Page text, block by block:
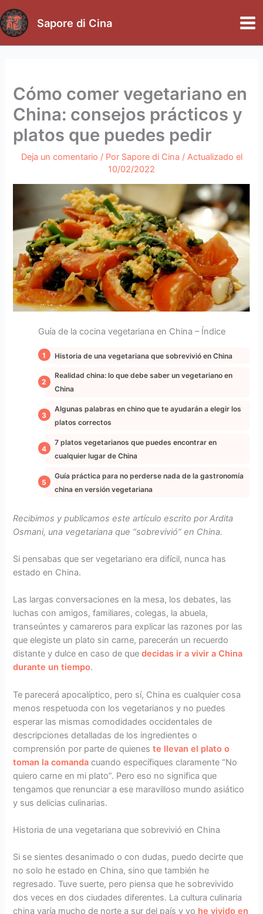
al
contenido
Sapore di Cina
Cómo comer vegetariano en
China: consejos prácticos y
platos que puedes pedir
Deja un comentario / Por Sapore di Cina / Actualizado el
10/02/2022
Guía de la cocina vegetariana en China – Índice
Historia de una vegetariana que sobrevivió en China
Realidad china: lo que debe saber un vegetariano en
China
Algunas palabras en chino que te ayudarán a elegir los
platos correctos
7 platos vegetarianos que puedes encontrar en
cualquier lugar de China
Guía práctica para no perderse nada de la gastronomía
china en versión vegetariana
Recibimos y publicamos este artículo escrito por Ardita
Osmani, una vegetariana que “sobrevivió” en China.
Si pensabas que ser vegetariano era difícil, nunca has
estado en China.
Las largas conversaciones en la mesa, los debates, las
luchas con amigos, familiares, colegas, la abuela,
transeúntes y camareros para explicar las razones por las
que elegiste un plato sin carne, parecerán un recuerdo
distante y dulce en caso de quedecidas ir a vivir a China
durante un tiempo.
Te parecerá apocalíptico, pero sí, China es cualquier cosa
menos respetuoda con los vegetarianos y no puedes
esperar las mismas comodidades occidentales de
descripciones detalladas de los ingredientes o
comprensión por parte de quieneste llevan el plato o
toman la comanda cuando específiques claramente “No
quiero carne en mi plato”. Pero eso no significa que
tengamos que renunciar a ese maravilloso mundo asiático
y sus delicias culinarias.
Historia de una vegetariana que sobrevivió en China
Si se sientes desanimado o con dudas, puedo decirte que
no solo he estado en China, sino que también he
regresado. Tuve suerte, pero piensa que he sobrevivido
dos veces en dos ciudades diferentes. La cultura culinaria
china varía mucho de norte a sur del país y yo he vivido en